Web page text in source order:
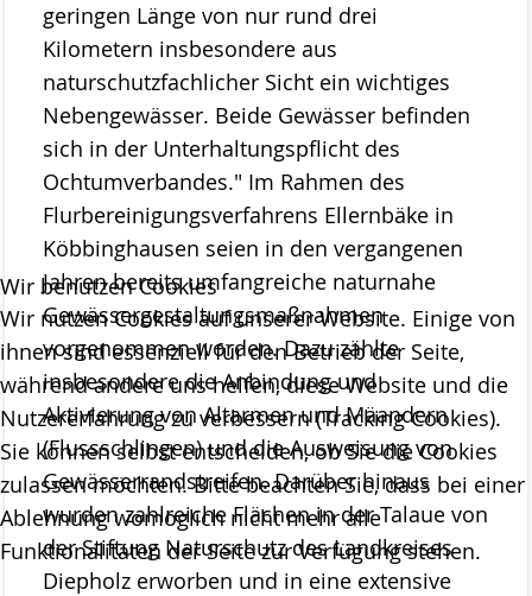
Projekte
ab 2023 MOOSland
ab 2022 PALUDIfarming
ab 2018 NRSP-CANAPE
ab 2013 DBU-Projekt
ab 2009 Ausstellung der Stiftung Naturschutz
Meldungen
Über uns
Geschäftsstelle
Die Gremien der Stiftung Naturschutz
Der Vorstand
Das Kuratorium
Der Beirat
geringen Länge von nur rund drei
Kilometern insbesondere aus
naturschutzfachlicher Sicht ein wichtiges
Nebengewässer. Beide Gewässer befinden
sich in der Unterhaltungspflicht des
Ochtumverbandes." Im Rahmen des
Flurbereinigungsverfahrens Ellernbäke in
Köbbinghausen seien in den vergangenen
Jahren bereits umfangreiche naturnahe
Gewässergestaltungsmaßnahmen
vorgenommen worden. Dazu zählte
insbesondere die Anbindung und
Aktivierung von Altarmen und Mäandern
(Flussschlingen) und die Ausweisung von
Gewässerrandstreifen. Darüber hinaus
wurden zahlreiche Flächen in der Talaue von
der Stiftung Naturschutz des Landkreises
Diepholz erworben und in eine extensive
Wir benutzen Cookies
Wir nutzen Cookies auf unserer Website. Einige von
ihnen sind essenziell für den Betrieb der Seite,
während andere uns helfen, diese Website und die
Nutzererfahrung zu verbessern (Tracking Cookies).
Sie können selbst entscheiden, ob Sie die Cookies
zulassen möchten. Bitte beachten Sie, dass bei einer
Ablehnung womöglich nicht mehr alle
Funktionalitäten der Seite zur Verfügung stehen.